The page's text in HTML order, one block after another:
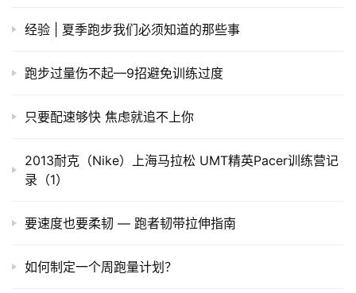
经验 | 夏季跑步我们必须知道的那些事
跑步过量伤不起—9招避免训练过度
只要配速够快 焦虑就追不上你
2013耐克（Nike）上海马拉松 UMT精英Pacer训练营记
录（1）
要速度也要柔韧 — 跑者韧带拉伸指南
如何制定一个周跑量计划？